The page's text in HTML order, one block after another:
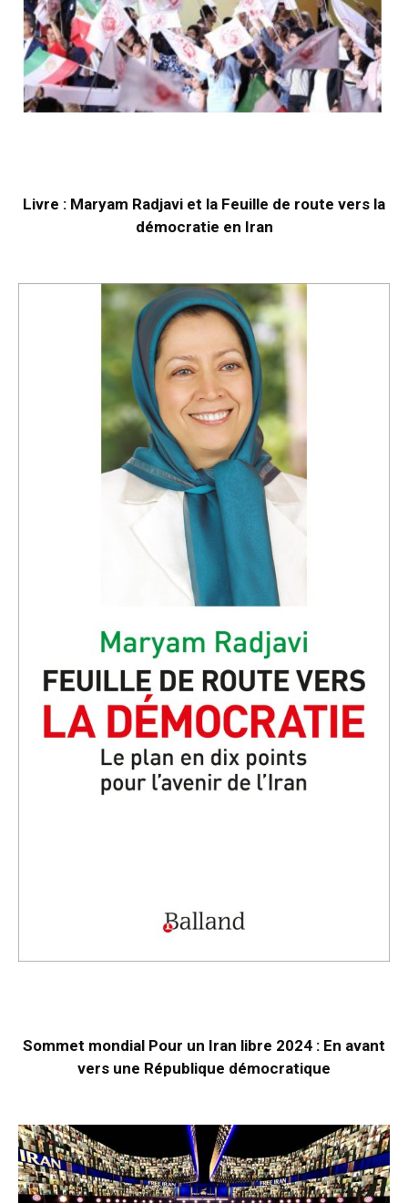
Livre : Maryam Radjavi et la Feuille de route vers la
démocratie en Iran
Sommet mondial Pour un Iran libre 2024 : En avant
vers une République démocratique